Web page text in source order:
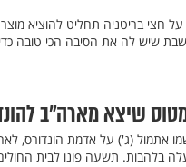
חצי בריטניה תחליט להוציא
שיש לה את הסיבה הכי טובה
שיצא מארה"ב
אתמול (ג') על אדמת
בלהבות. תשעה פונו לבית